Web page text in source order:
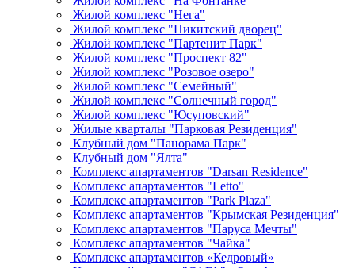
Жилой комплекс "Нега"
Жилой комплекс "Никитский дворец"
Жилой комплекс "Партенит Парк"
Жилой комплекс "Проспект 82"
Жилой комплекс "Розовое озеро"
Жилой комплекс "Семейный"
Жилой комплекс "Солнечный город"
Жилой комплекс "Юсуповский"
Жилые кварталы "Парковая Резиденция"
Клубный дом "Панорама Парк"
Клубный дом "Ялта"
Комплекс апартаментов "Darsan Residenсe"
Комплекс апартаментов "Letto"
Комплекс апартаментов "Park Plaza"
Комплекс апартаментов "Крымская Резиденция"
Комплекс апартаментов "Паруса Мечты"
Комплекс апартаментов "Чайка"
Комплекс апартаментов «Кедровый»